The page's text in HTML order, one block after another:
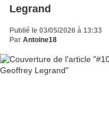
Legrand
Publié le 03/05/2026 à 13:33
Par Antoine18